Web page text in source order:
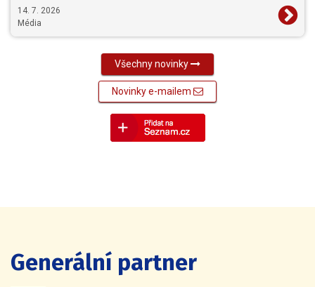
14. 7. 2026
Média
Všechny novinky
Novinky e-mailem
Generální partner